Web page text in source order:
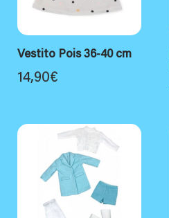
Vestito Pois 36-40 cm
14,90€